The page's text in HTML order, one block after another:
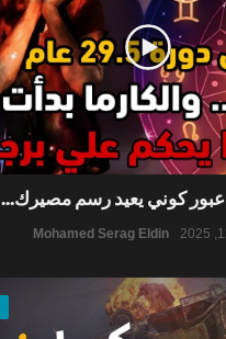
كوني يعيد رسم مصيرك...
Mohamed Serag Eldin